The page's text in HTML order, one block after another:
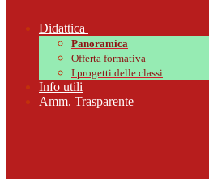
Didattica
Panoramica
Offerta formativa
I progetti delle classi
Info utili
Amm. Trasparente